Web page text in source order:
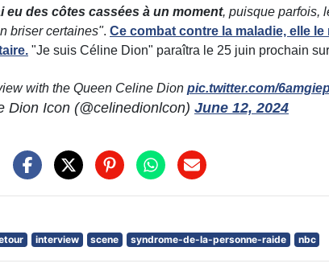
eu des côtes cassées à un moment, puisque parfois,
briser certaines". Ce combat contre la maladie, elle le
"Je suis Céline Dion" paraîtra le 25 juin prochain
with the Queen Celine Dion pic.twitter.com/
Icon (@celinedionlcon) June 12, 2024
interview scene syndrome-de-la-personne-raide nbc